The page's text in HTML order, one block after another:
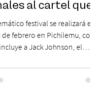
al cartel que
Jack Johnson
festival se realizará el
febrero en Pichilemu, con un
a Jack Johnson, el
de agosto comienza la
Santander con 30%